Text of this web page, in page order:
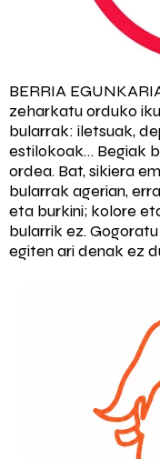
BERRIA
zeharkatu orduko
bularrak: iletsuak,
estilokoak… Begiak
ordea. Bat, sikiera
bularrak agerian,
eta burkini; kolore
bularrik ez.
egiten ari denak ez